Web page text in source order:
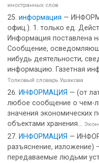
иностранных слов
информация —
офиц.). 1. только ед.
Информация поставлена
Сообщение,
нибудь деятельности,
информацию. Газетная
Толковый словарь Ушакова
ИНФОРМАЦИЯ — (от
любое сообщение о чем-
значения экономических
объектами хранения...
ИНФОРМАЦИЯ —
разъяснение, изложение)
передаваемые людьми